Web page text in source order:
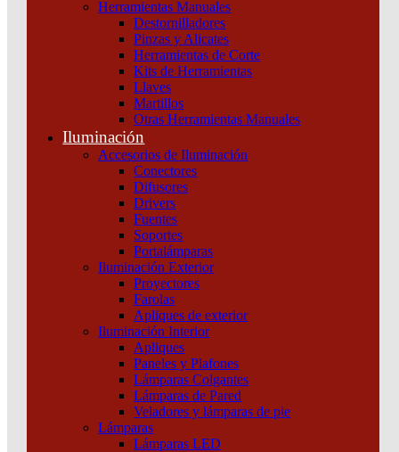
Herramientas Manuales
Destornilladores
Pinzas y Alicates
Herramientas de Corte
Kits de Herramientas
Llaves
Martillos
Otras Herramientas Manuales
Iluminación
Accesorios de Iluminación
Conectores
Difusores
Drivers
Fuentes
Soportes
Portalámparas
Iluminación Exterior
Proyectores
Farolas
Apliques de exterior
Iluminación Interior
Apliques
Paneles y Plafones
Lámparas Colgantes
Lámparas de Pared
Veladores y lámparas de pie
Lámparas
Lámparas LED
Paneles y PlafonesSKU:PR24NW
Panel plafón redondo blanco 24W, 25.000 horas de vida útil, 2 años
de garantía. Sin parpadeos – Ecológico – Ahorro Energético – Baja
emisión de calor – Distribución de luz uniforme
Tiempo de Arranque: 0.5s
Tensión: AC85-265V
PANEL PLAFON CIRCULAR MACROLED 24W AC85-265V
NEUTRO 4500K cantidad
Descripción